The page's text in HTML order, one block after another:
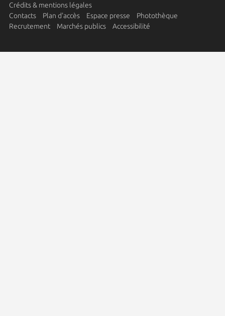
Crédits & mentions légales
Contacts
Plan d'accès Espace presse
Photothèque
Recrutement
Marchés publics Accessibilité